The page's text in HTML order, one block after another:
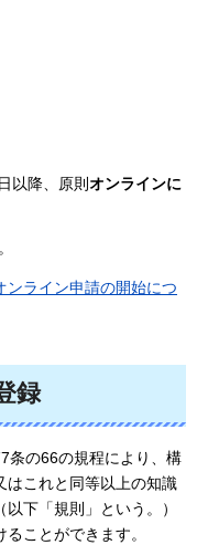
以降、原則 オンラインに
ンライン申請の開始につ
録
条の66の規程により、構
はこれと同等以上の知識
下「規則」という。）
ことができます。